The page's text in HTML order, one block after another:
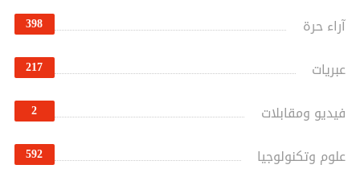
آراء حرة 398
عبريات 217
فيديو ومقابلات 2
علوم وتكنولوجيا 592